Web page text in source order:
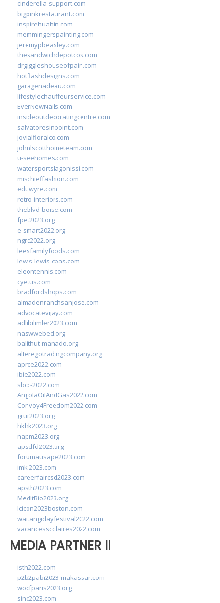
cinderella-support.com
bigpinkrestaurant.com
inspirehuahin.com
memmingerspainting.com
jeremypbeasley.com
thesandwichdepotcos.com
drgiggleshouseofpain.com
hotflashdesigns.com
garagenadeau.com
lifestylechauffeurservice.com
EverNewNails.com
insideoutdecoratingcentre.com
salvatoresinpoint.com
jovialfloralco.com
johnlscotthometeam.com
u-seehomes.com
watersportslagonissi.com
mischieffashion.com
eduwyre.com
retro-interiors.com
theblvd-boise.com
fpet2023.org
e-smart2022.org
ngrc2022.org
leesfamilyfoods.com
lewis-lewis-cpas.com
eleontennis.com
cyetus.com
bradfordshops.com
almadenranchsanjose.com
advocatevijay.com
adlibilimler2023.com
naswwebed.org
balithut-manado.org
alteregotradingcompany.org
aprce2022.com
ibie2022.com
sbcc-2022.com
AngolaOilAndGas2022.com
Convoy4Freedom2022.com
grur2023.org
hkhk2023.org
napm2023.org
apsdfd2023.org
forumausape2023.com
imkl2023.com
careerfaircsd2023.com
apsth2023.com
MedItRio2023.org
lcicon2023boston.com
waitangidayfestival2022.com
vacancesscolaires2022.com
MEDIA PARTNER II
isth2022.com
p2b2pabi2023-makassar.com
wocfparis2023.org
sinc2023.com